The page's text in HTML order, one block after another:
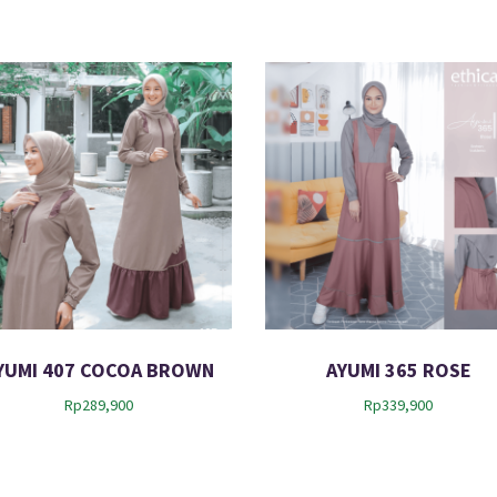
407 COCOA BROWN
Rp289,900
AYUMI 365 ROSE
Rp339,900